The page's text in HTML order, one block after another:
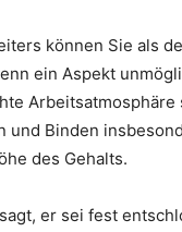
können Sie als
ein Aspekt
und Binden
des Gehalts.
er sei fest